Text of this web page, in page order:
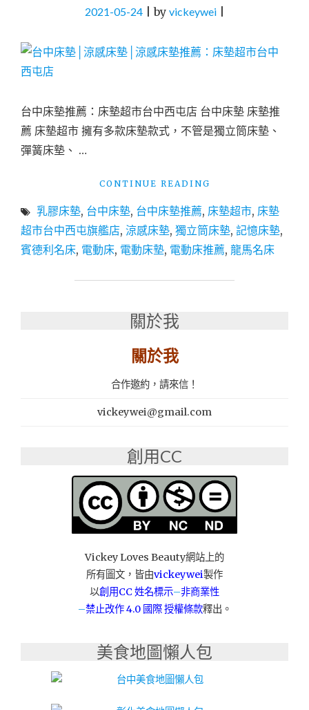
2021-05-24|by vickeywei|
台中床墊推薦：床墊超市台中西屯店 台中床墊 床墊推
薦 床墊超市 擁有多款床墊款式，不管是獨立筒床墊、
彈簧床墊、 …
CONTINUE READING
床
墊
涼
床
台
中
西
屯
店"
乳膠床墊, 台中床墊, 台中床墊推薦, 床墊超市, 床墊
超市台中西屯旗艦店, 涼感床墊, 獨立筒床墊, 記憶床墊,
賓德利名床, 電動床, 電動床墊, 電動床推薦, 龍馬名床
關於我
關於我
合作邀約，請來信！
vickeywei@gmail.com
創用CC
Vickey Loves Beauty網站上的
所有圖文，皆由vickeywei製作
以創用CC 姓名標示–非商業性
–禁止改作4.0 國際 授權條款釋出。
美食地圖懶人包